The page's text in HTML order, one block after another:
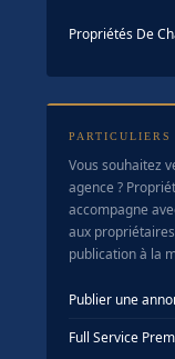
Propriétés De
PARTICULIERS
Vous souhaitez
agence ?
accompagne
aux
publication à la
Publier une
Full Service